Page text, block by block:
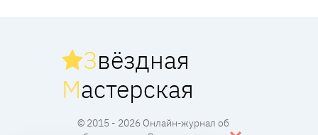
Звёздная
Мастерская
© 2015 - 2026 Онлайн-журнал об